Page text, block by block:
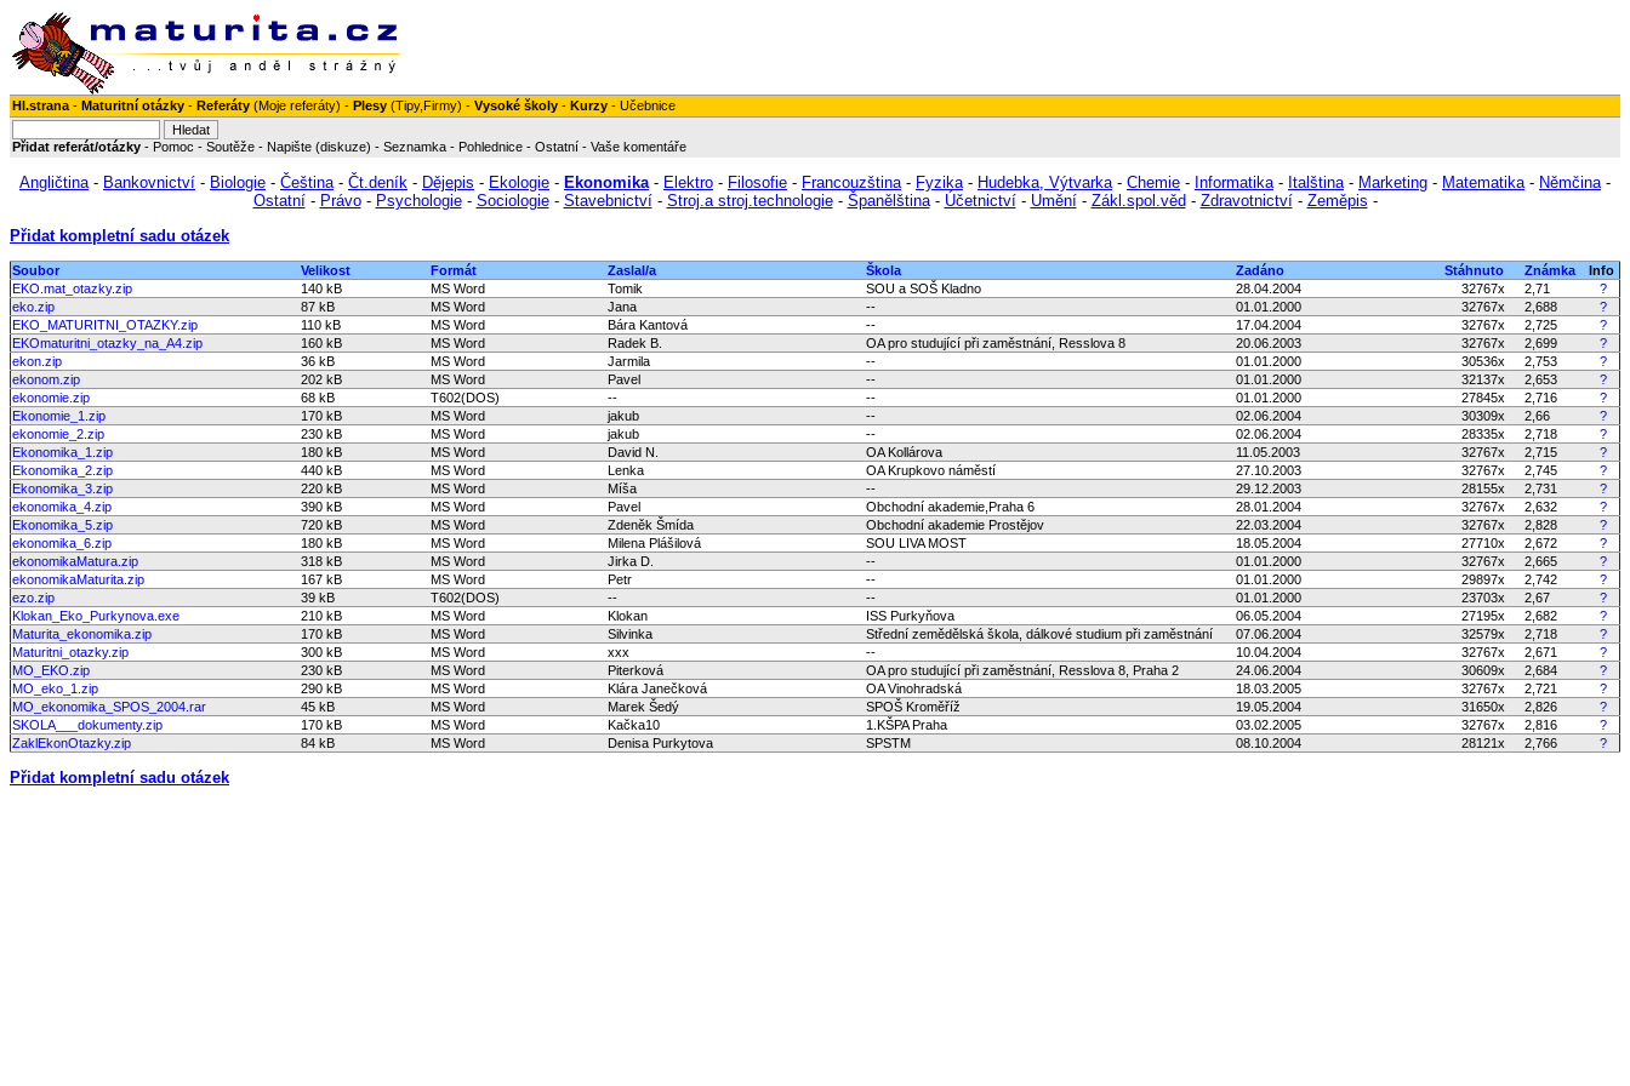
Hl.strana - Maturitní otázky - Referáty (Moje referáty) - Plesy (Tipy,Firmy) - Vysoké školy - Kurzy - Učebnice
Přidat referát/otázky - Pomoc - Soutěže - Napište (diskuze) - Seznamka - Pohlednice - Ostatní - Vaše komentáře
Angličtina- Bankovnictví - Biologie - Čeština- Čt.deník - Dějepis - Ekologie - Ekonomika- Elektro - Filosofie - Francouzština- Fyzika- Hudebka, Výtvarka- Chemie - Informatika- Italština- Marketing - Matematika- Němčina-
Ostatní- Právo- Psychologie- Sociologie- Stavebnictví- Stroj.a stroj.technologie- Španělština- Účetnictví- Umění- Zákl.spol.věd - Zdravotnictví- Zeměpis -
Přidat kompletní sadu otázek
Soubor Velikost Formát Zaslal/a Škola Zadáno Stáhnuto Známka
Info
EKO.mat_otazky.zip
140 kB MS Word Tomik SOU a SOŠ Kladno 28.04.2004 32767x 2,71
?
eko.zip
87 kB MS Word Jana -- 01.01.2000 32767x 2,688
?
EKO_MATURITNI_OTAZKY.zip
110 kB MS Word Bára Kantová -- 17.04.2004 32767x 2,725
?
EKOmaturitni_otazky_na_A4.zip
160 kB MS Word Radek B. OA pro studující při zaměstnání, Resslova 8 20.06.2003 32767x 2,699
?
ekon.zip
36 kB MS Word Jarmila -- 01.01.2000 30536x 2,753
?
ekonom.zip
202 kB MS Word Pavel -- 01.01.2000 32137x 2,653
?
ekonomie.zip
68 kB T602(DOS) -- -- 01.01.2000 27845x 2,716
?
Ekonomie_1.zip
170 kB MS Word jakub -- 02.06.2004 30309x 2,66
?
ekonomie_2.zip
230 kB MS Word jakub -- 02.06.2004 28335x 2,718
?
Ekonomika_1.zip
180 kB MS Word David N. OA Kollárova 11.05.2003 32767x 2,715
?
Ekonomika_2.zip
440 kB MS Word Lenka OA Krupkovo náměstí 27.10.2003 32767x 2,745
?
Ekonomika_3.zip
220 kB MS Word Míša -- 29.12.2003 28155x 2,731
?
ekonomika_4.zip
390 kB MS Word Pavel Obchodní akademie,Praha 6 28.01.2004 32767x 2,632
?
Ekonomika_5.zip
720 kB MS Word Zdeněk Šmída Obchodní akademie Prostějov 22.03.2004 32767x 2,828
?
ekonomika_6.zip
180 kB MS Word Milena Plášilová SOU LIVA MOST 18.05.2004 27710x 2,672
?
ekonomikaMatura.zip
318 kB MS Word Jirka D. -- 01.01.2000 32767x 2,665
?
ekonomikaMaturita.zip
167 kB MS Word Petr -- 01.01.2000 29897x 2,742
?
ezo.zip
39 kB T602(DOS) -- -- 01.01.2000 23703x 2,67
?
Klokan_Eko_Purkynova.exe
210 kB MS Word Klokan ISS Purkyňova 06.05.2004 27195x 2,682
?
Maturita_ekonomika.zip
170 kB MS Word Silvinka Střední zemědělská škola, dálkové studium při zaměstnání 07.06.2004 32579x 2,718
?
Maturitni_otazky.zip
300 kB MS Word xxx -- 10.04.2004 32767x 2,671
?
MO_EKO.zip
230 kB MS Word Piterková OA pro studující při zaměstnání, Resslova 8, Praha 2 24.06.2004 30609x 2,684
?
MO_eko_1.zip
290 kB MS Word Klára Janečková OA Vinohradská 18.03.2005 32767x 2,721
?
MO_ekonomika_SPOS_2004.rar
45 kB MS Word Marek Šedý SPOŠ Kroměříž 19.05.2004 31650x 2,826
?
SKOLA___dokumenty.zip
170 kB MS Word Kačka10 1.KŠPA Praha 03.02.2005 32767x 2,816
?
ZaklEkonOtazky.zip
84 kB MS Word Denisa Purkytova SPSTM 08.10.2004 28121x 2,766 ?
Přidat kompletní sadu otázek